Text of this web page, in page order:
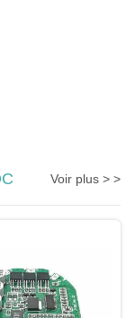
Voir plus > >